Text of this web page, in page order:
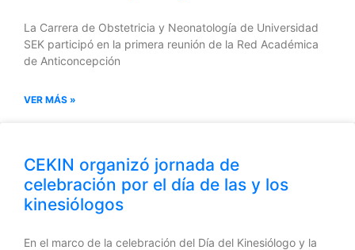
La Carrera de Obstetricia y Neonatología de Universidad
SEK participó en la primera reunión de la Red Académica
de Anticoncepción
VER MÁS »
CEKIN organizó jornada de
celebración por el día de las y los
kinesiólogos
En el marco de la celebración del Día del Kinesiólogo y la